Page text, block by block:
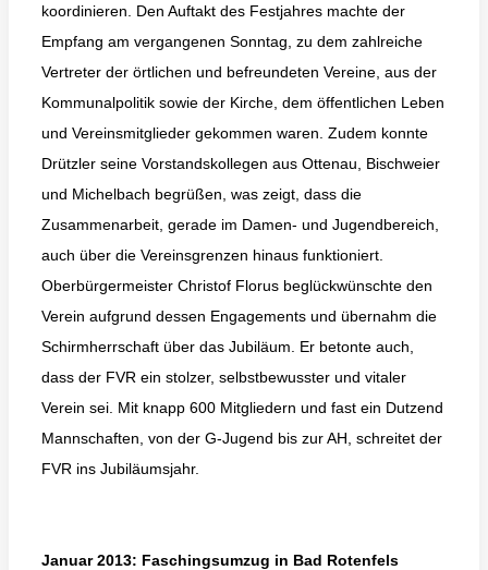
koordinieren. Den Auftakt des Festjahres machte der
Empfang am vergangenen Sonntag, zu dem zahlreiche
Vertreter der örtlichen und befreundeten Vereine, aus der
Kommunalpolitik sowie der Kirche, dem öffentlichen Leben
und Vereinsmitglieder gekommen waren. Zudem konnte
Drützler seine Vorstandskollegen aus Ottenau, Bischweier
und Michelbach begrüßen, was zeigt, dass die
Zusammenarbeit, gerade im Damen- und Jugendbereich,
auch über die Vereinsgrenzen hinaus funktioniert.
Oberbürgermeister Christof Florus beglückwünschte den
Verein aufgrund dessen Engagements und übernahm die
Schirmherrschaft über das Jubiläum. Er betonte auch,
dass der FVR ein stolzer, selbstbewusster und vitaler
Verein sei. Mit knapp 600 Mitgliedern und fast ein Dutzend
Mannschaften, von der G-Jugend bis zur AH, schreitet der
FVR ins Jubiläumsjahr.
Januar 2013: Faschingsumzug in Bad Rotenfels